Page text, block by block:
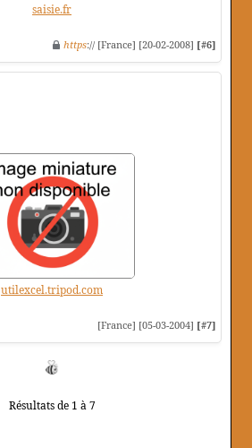
saisie.fr
https:// [France] [20-02-2008] [#6]
utilexcel.tripod.com
[France] [05-03-2004] [#7]
Résultats de 1 à 7